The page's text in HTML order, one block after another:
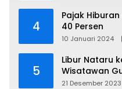
4
Pajak
40 Persen
10 Januari 2024
5
Libur Nataru
Wisatawan
21 Desember 2023